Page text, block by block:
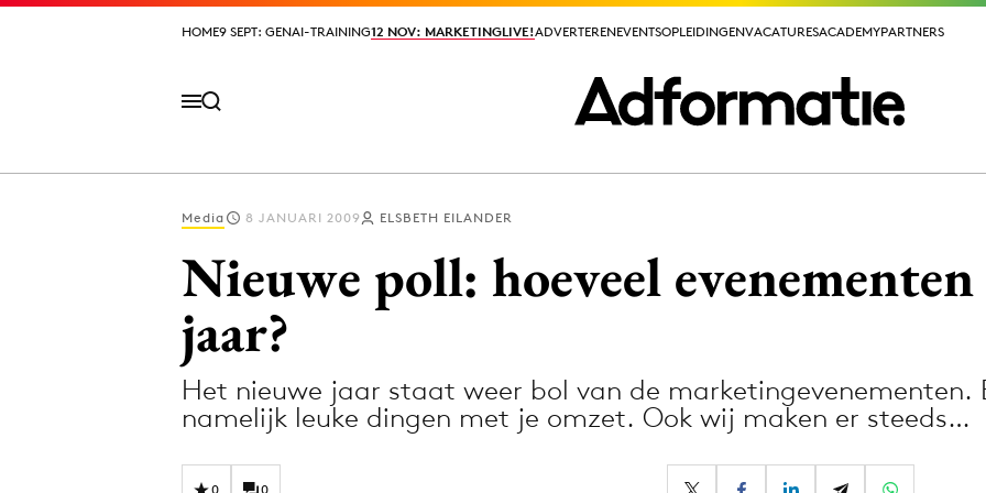
HOME9 SEPT: GENAI-TRAINING12 NOV: MARKETINGLIVE!ADVERTERENEVENTSOPLEIDINGENVACATURESACADEMYPARTNERS
HOME9 SEPT: GENAI-TRAINING12 NOV: MARKETINGLIVE!ADVERTERENEVENTSOPLEIDINGENVACATURESACADEMYPARTNERS
Design
Digital transformation
Media
Merkstrategie
PR
Media 8 JANUARI 2009 ELSBETH EILANDER
Nieuwe poll: hoeveel
jaar?
Het nieuwe jaar staat weer bol van de marketingevenementen.
namelijk leuke dingen met je omzet. Ook wij maken er steeds…
0 0